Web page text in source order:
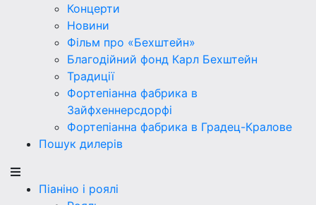
Концерти
Новини
Фільм про «Бехштейн»
Благодійний фонд Карл Бехштейн
Традиції
Фортепіанна фабрика в
Зайфхеннерсдорфi
Фортепіанна фабрика в Градец-Кралове
Пошук дилерів
Піаніно і роялі